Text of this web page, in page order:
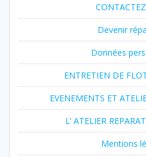
Devenir
Données
ENTRETIEN DE
EVENEMENTS ET
L’ ATELIER
Mentions